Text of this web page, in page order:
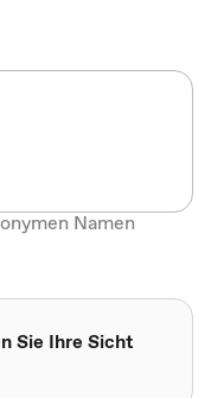
Namen
Sie Ihre Sicht